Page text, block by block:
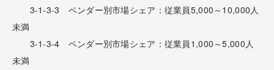
3-1-3-3 ベンダー別市場シェア：従業員5,000～10,000人
未満
3-1-3-4 ベンダー別市場シェア：従業員1,000～5,000人
未満